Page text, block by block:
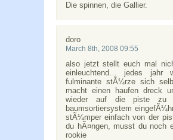
Die spinnen, die Gallier.
doro
March 8th, 2008 09:55
also jetzt stellt euch mal
einleuchtend… jedes jahr
fulminante stÃ¼rze sich
macht einen haufen dreck
wieder auf die piste zu
baumsortiersystem
stÃ¼mper einfach von der
du hÃ¤ngen, musst du noch
rookie